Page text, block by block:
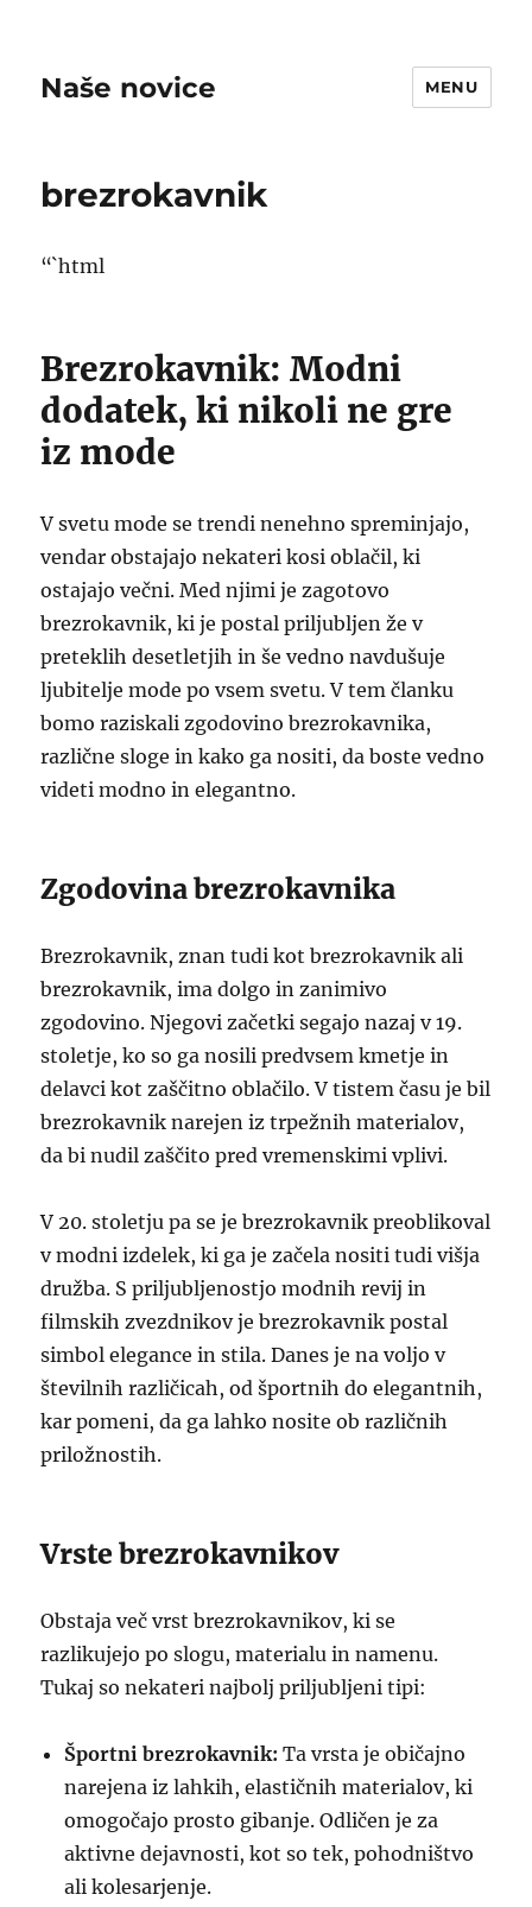
Naše novice MENU
brezrokavnik
“`html
Brezrokavnik: Modni
dodatek, ki nikoli ne gre
iz mode
V svetu mode se trendi nenehno spreminjajo,
vendar obstajajo nekateri kosi oblačil, ki
ostajajo večni. Med njimi je zagotovo
brezrokavnik, ki je postal priljubljen že v
preteklih desetletjih in še vedno navdušuje
ljubitelje mode po vsem svetu. V tem članku
bomo raziskali zgodovino brezrokavnika,
različne sloge in kako ga nositi, da boste vedno
videti modno in elegantno.
Zgodovina brezrokavnika
Brezrokavnik, znan tudi kot brezrokavnik ali
brezrokavnik, ima dolgo in zanimivo
zgodovino. Njegovi začetki segajo nazaj v 19.
stoletje, ko so ga nosili predvsem kmetje in
delavci kot zaščitno oblačilo. V tistem času je bil
brezrokavnik narejen iz trpežnih materialov,
da bi nudil zaščito pred vremenskimi vplivi.
V 20. stoletju pa se je brezrokavnik preoblikoval
v modni izdelek, ki ga je začela nositi tudi višja
družba. S priljubljenostjo modnih revij in
filmskih zvezdnikov je brezrokavnik postal
simbol elegance in stila. Danes je na voljo v
številnih različicah, od športnih do elegantnih,
kar pomeni, da ga lahko nosite ob različnih
priložnostih.
Vrste brezrokavnikov
Obstaja več vrst brezrokavnikov, ki se
razlikujejo po slogu, materialu in namenu.
Tukaj so nekateri najbolj priljubljeni tipi:
Športni brezrokavnik: Ta vrsta je običajno
narejena iz lahkih, elastičnih materialov, ki
omogočajo prosto gibanje. Odličen je za
aktivne dejavnosti, kot so tek, pohodništvo
ali kolesarjenje.